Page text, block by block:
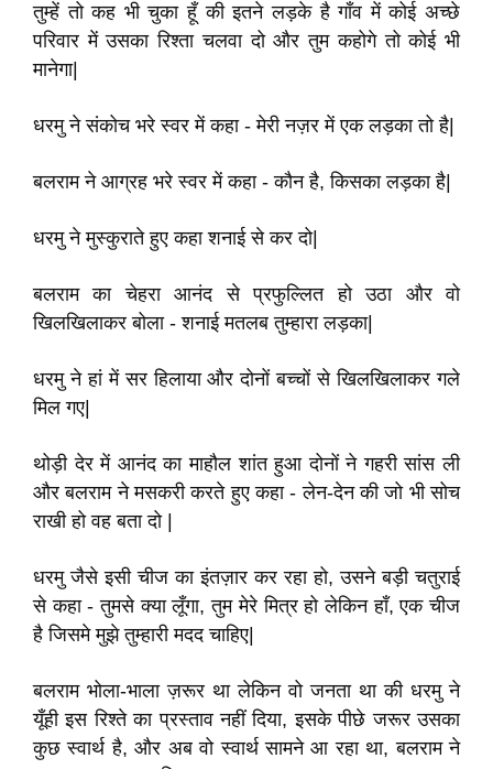
तुम्हें तो कह भी चुका हूँ की इतने लड़के है गाँव में कोई अच्छे
परिवार में उसका रिश्ता चलवा दो और तुम कहोगे तो कोई भी
मानेगा|
धरमु ने संकोच भरे स्वर में कहा - मेरी नज़र में एक लड़का तो है
बलराम ने आग्रह भरे स्वर में कहा - कौन है,किसका लड़का है
धरमु ने मुस्कुराते हुए कहा शनाई से कर दो|
बलराम का चेहरा आनंद से प्रफुल्लित हो उठा और वो
खिलखिलाकर बोला - शनाई मतलब तुम्हारा लड़का|
धरमु ने हां में सर हिलाया और दोनों बच्चों से खिलखिलाकर गले
मिल गए
थोड़ी देर में आनंद का माहौल शांत हुआ दोनों ने गहरी सांस ली
और बलराम ने मसकरी करते हुए कहा - लेन-देन की जो भी सोच
राखी हो वह बता दो
धरमु जैसे इसी चीज का इंतज़ार कर रहा हो,उसने बड़ी चतुराई
से कहा - तुमसे क्या लूँगा,तुम मेरे मित्र हो लेकिन हाँ,एक चीज
है जिसमे मुझे तुम्हारी मदद चाहिए
बलराम भोला-भाला ज़रूर था लेकिन वो जनता था की धरमु ने
यूँही इस रिश्ते का प्रस्ताव नहीं दिया,इसके पीछे जरूर उसका
कुछ स्वार्थ है,और अब वो स्वार्थ सामने आ रहा था,बलराम ने